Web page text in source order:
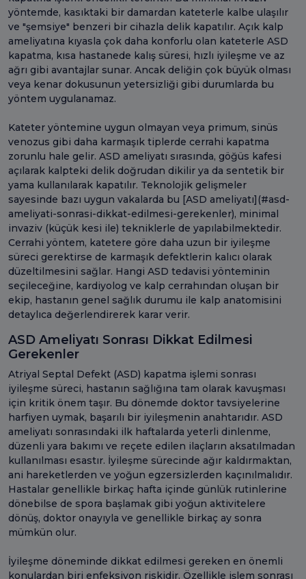
yöntemde, kasıktaki bir damardan kateterle kalbe ulaşılır
ve "şemsiye" benzeri bir cihazla delik kapatılır. Açık kalp
ameliyatına kıyasla çok daha konforlu olan kateterle ASD
kapatma, kısa hastanede kalış süresi, hızlı iyileşme ve az
ağrı gibi avantajlar sunar. Ancak deliğin çok büyük olması
veya kenar dokusunun yetersizliği gibi durumlarda bu
yöntem uygulanamaz.
Kateter yöntemine uygun olmayan veya primum, sinüs
venozus gibi daha karmaşık tiplerde cerrahi kapatma
zorunlu hale gelir. ASD ameliyatı sırasında, göğüs kafesi
açılarak kalpteki delik doğrudan dikilir ya da sentetik bir
yama kullanılarak kapatılır. Teknolojik gelişmeler
sayesinde bazı uygun vakalarda bu [ASD ameliyatı](#asd-
ameliyati-sonrasi-dikkat-edilmesi-gerekenler), minimal
invaziv (küçük kesi ile) tekniklerle de yapılabilmektedir.
Cerrahi yöntem, katetere göre daha uzun bir iyileşme
süreci gerektirse de karmaşık defektlerin kalıcı olarak
düzeltilmesini sağlar. Hangi ASD tedavisi yönteminin
seçileceğine, kardiyolog ve kalp cerrahından oluşan bir
ekip, hastanın genel sağlık durumu ile kalp anatomisini
detaylıca değerlendirerek karar verir.
ASD Ameliyatı Sonrası Dikkat Edilmesi
Gerekenler
Atriyal Septal Defekt (ASD) kapatma işlemi sonrası
iyileşme süreci, hastanın sağlığına tam olarak kavuşması
için kritik önem taşır. Bu dönemde doktor tavsiyelerine
harfiyen uymak, başarılı bir iyileşmenin anahtarıdır. ASD
ameliyatı sonrasındaki ilk haftalarda yeterli dinlenme,
düzenli yara bakımı ve reçete edilen ilaçların aksatılmadan
kullanılması esastır. İyileşme sürecinde ağır kaldırmaktan,
ani hareketlerden ve yoğun egzersizlerden kaçınılmalıdır.
Hastalar genellikle birkaç hafta içinde günlük rutinlerine
dönebilse de spora başlamak gibi yoğun aktivitelere
dönüş, doktor onayıyla ve genellikle birkaç ay sonra
mümkün olur.
İyileşme döneminde dikkat edilmesi gereken en önemli
konulardan biri enfeksiyon riskidir. Özellikle işlem sonrası